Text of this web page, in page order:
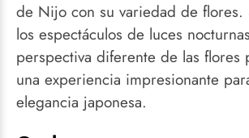
de Nijo con su variedad de flores.
los espectáculos de luces
perspectiva diferente de las flores
una experiencia impresionante
elegancia japonesa.